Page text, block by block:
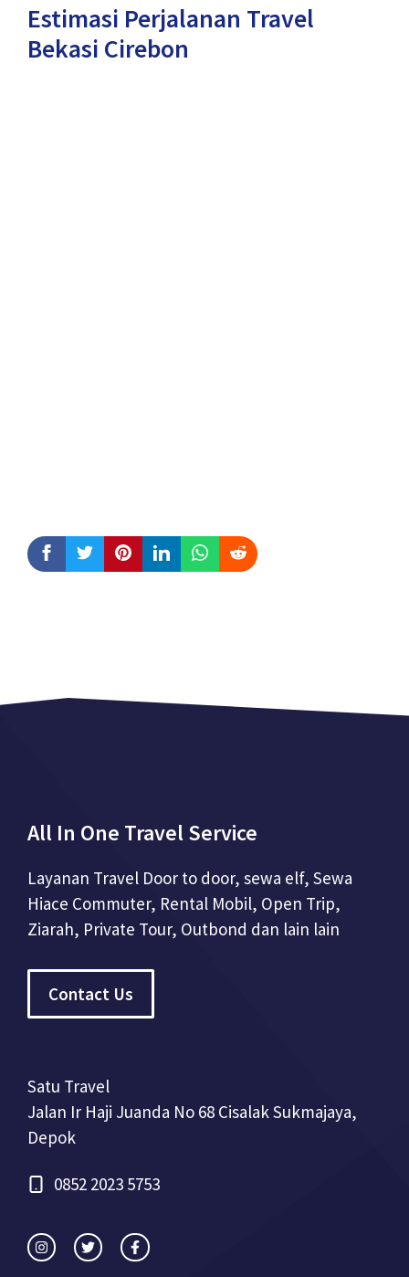
Estimasi Perjalanan Travel
Bekasi Cirebon
All In One Travel Service
Layanan Travel Door to door, sewa elf, Sewa
Hiace Commuter, Rental Mobil, Open Trip,
Ziarah, Private Tour, Outbond dan lain lain
Contact Us
Satu Travel
Jalan Ir Haji Juanda No 68 Cisalak Sukmajaya,
Depok
0852 2023 5753